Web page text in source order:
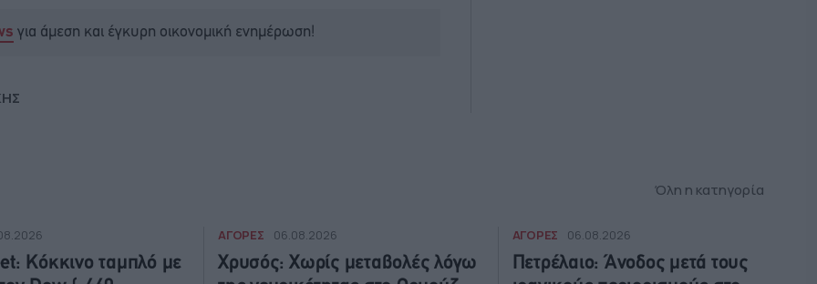
για άμεση και έγκυρη οικονομική ενημέρωση!
Όλη η κατηγορία
Κόκκινο ταμπλό με
ΑΓΟΡΕΣ 06.08.2026
Χρυσός: Χωρίς μεταβολές λόγω
ΑΓΟΡΕΣ 06.08.2026
Πετρέλαιο: Άνοδος μετά τους